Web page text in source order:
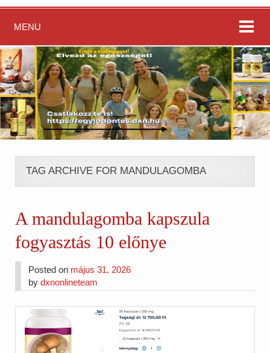
MENU
TAG ARCHIVE FOR MANDULAGOMBA
A mandulagomba kapszula
fogyasztás 10 előnye
Posted on május 31, 2026
bydxnonlineteam